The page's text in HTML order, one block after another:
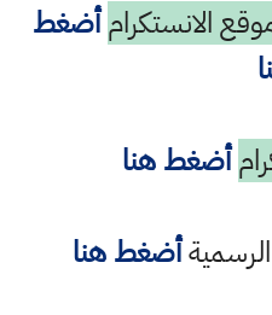
الانستكرام أضغط
أضغط هنا
الرسميةأضغط هنا